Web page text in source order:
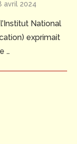
avril 2024
National
exprimait
…